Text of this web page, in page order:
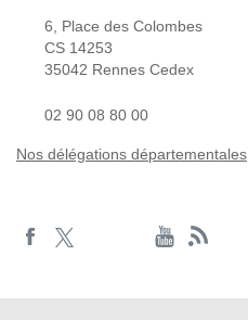
6, Place des Colombes
CS 14253
35042 Rennes Cedex
02 90 08 80 00
Nos délégations départementales